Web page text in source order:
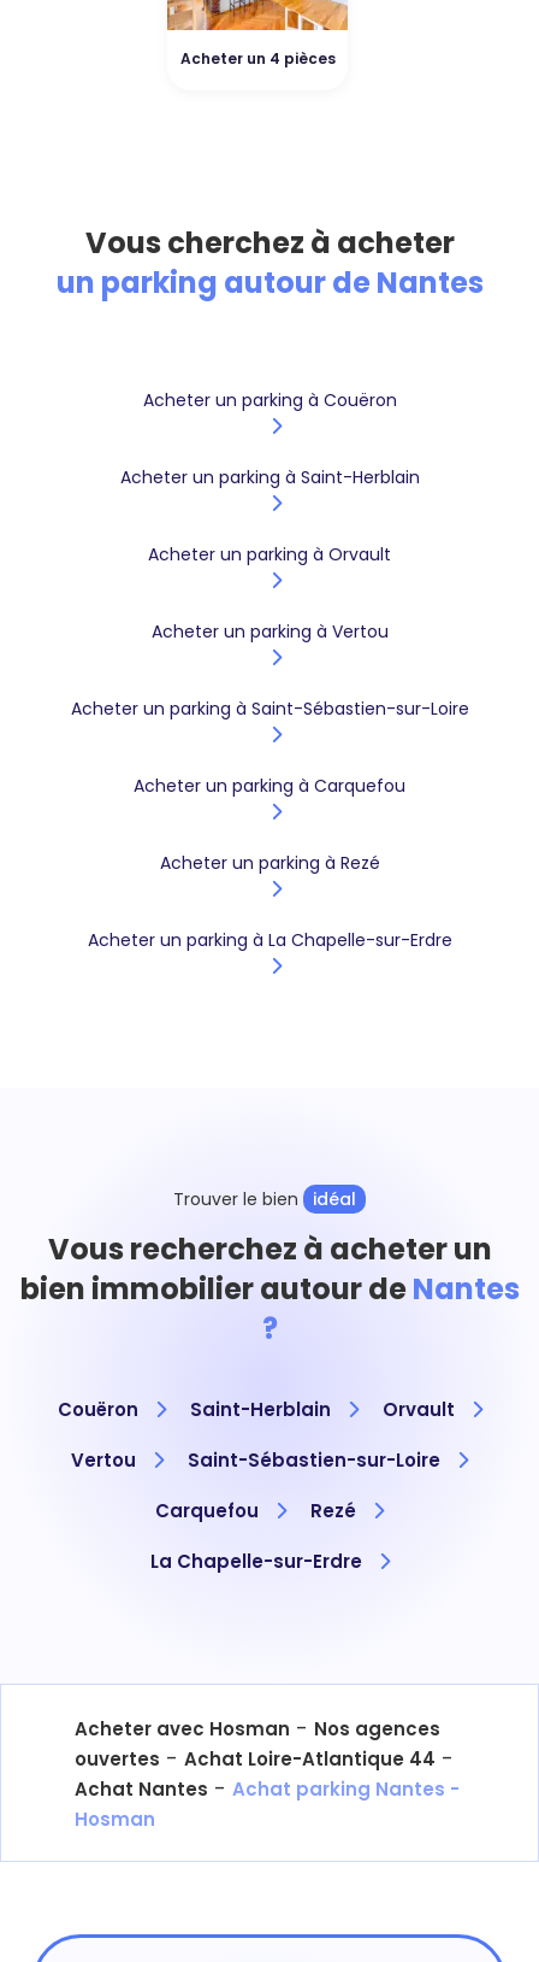
Acheter un 4 pièces
Vous cherchez à acheter
un parking autour de Nantes
Acheter un parking à Couëron
Acheter un parking à Saint-Herblain
Acheter un parking à Orvault
Acheter un parking à Vertou
Acheter un parking à Saint-Sébastien-sur-Loire
Acheter un parking à Carquefou
Acheter un parking à Rezé
Acheter un parking à La Chapelle-sur-Erdre
Trouver le bien idéal
Vous recherchez à acheter un
bien immobilier autour deNantes
?
Couëron Saint-Herblain
Orvault
Vertou
Saint-Sébastien-sur-Loire
Carquefou
Rezé
La Chapelle-sur-Erdre
Acheter avec Hosman - Nos agences
ouvertes - Achat Loire-Atlantique 44 -
Achat Nantes - Achat parking Nantes -
Hosman